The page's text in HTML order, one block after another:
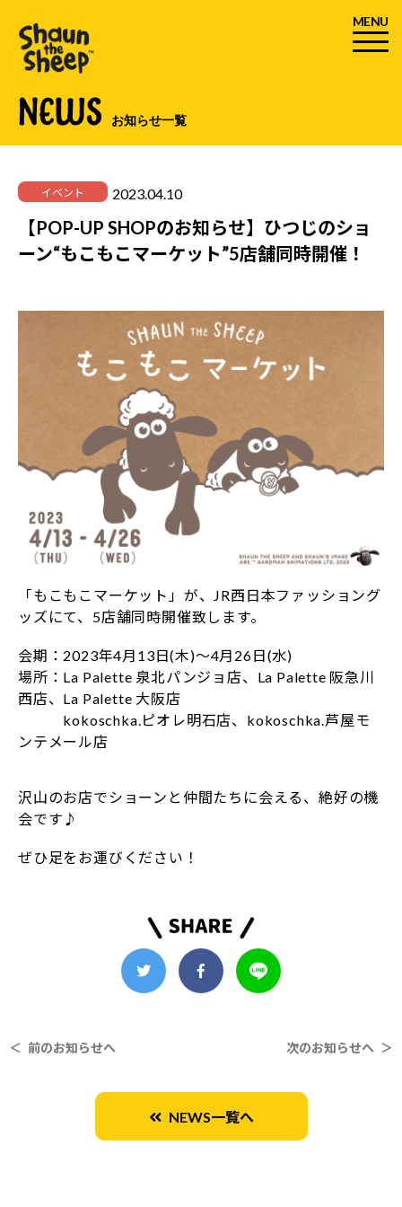
MENU
NEWS お知らせ一覧
イベント 2023.04.10
【POP-UP SHOPのお知らせ】ひつじのショ
ーン“もこもこマーケット”5店舗同時開催！
「もこもこマーケット」が、JR西日本ファッショング
ッズにて、5店舗同時開催致します。
会期：2023年4月13日(木)～4月26日(水)
場所：La Palette 泉北パンジョ店、La Palette 阪急川
西店、La Palette 大阪店
kokoschka.ピオレ明石店、kokoschka.芦屋モ
ンテメール店
沢山のお店でショーンと仲間たちに会える、絶好の機
会です♪
ぜひ足をお運びください！
＜ 前のお知らせへ 次のお知らせへ ＞
NEWS一覧へ